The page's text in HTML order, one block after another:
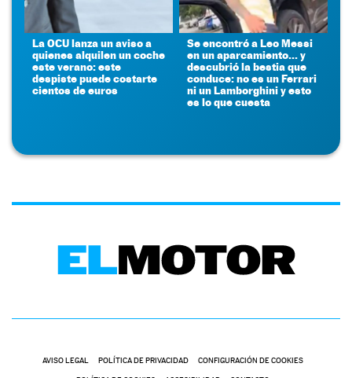
La OCU lanza un aviso a
quienes alquilen un coche
este verano: este
despiste puede costarte
cientos de euros
Se encontró a Leo Messi
en un aparcamiento... y
descubrió la bestia que
conduce: no es un Ferrari
ni un Lamborghini y esto
es lo que cuesta
AVISO LEGAL POLÍTICA DE PRIVACIDAD CONFIGURACIÓN DE COOKIES